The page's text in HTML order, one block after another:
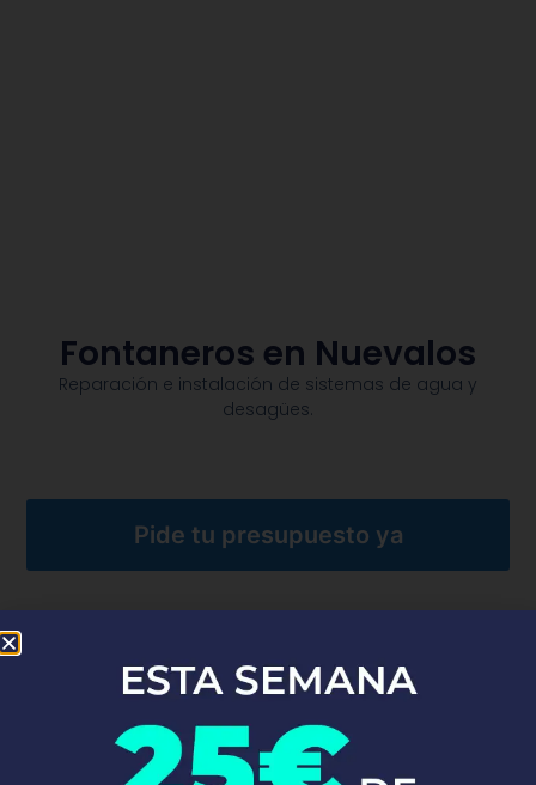
Fontaneros en Nuevalos
Reparación e instalación de sistemas de agua y
desagües.​
Pide tu presupuesto ya